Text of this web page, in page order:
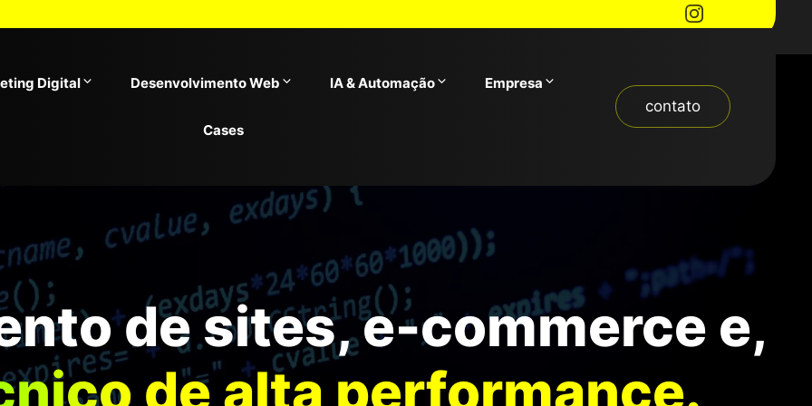
Digital Desenvolvimento Web IA & Automação Empresa
Cases
contato
de sites, e-commerce e,
de alta performance.